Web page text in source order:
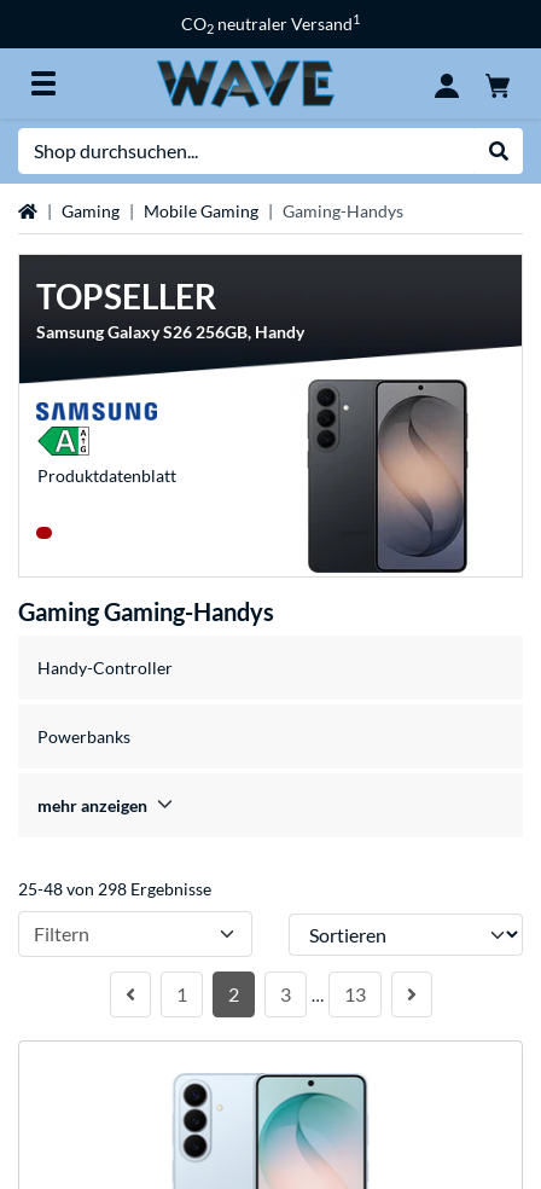
CO2 neutraler Versand1
StartseiteGaming Mobile Gaming Gaming-Handys
TOPSELLER
Samsung Galaxy S26 256GB, Handy
Produkt­datenblatt
Gaming Gaming-Handys
Handy-Controller
Powerbanks
mehr anzeigen
25-48 von 298 Ergebnisse
Filtern Sortieren
1 2 3 … 13